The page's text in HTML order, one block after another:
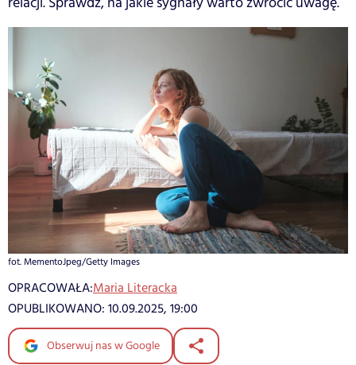
fot. MementoJpeg/Getty Images
OPRACOWAŁA:Maria Literacka
OPUBLIKOWANO: 10.09.2025, 19:00
Obserwuj nas w Google